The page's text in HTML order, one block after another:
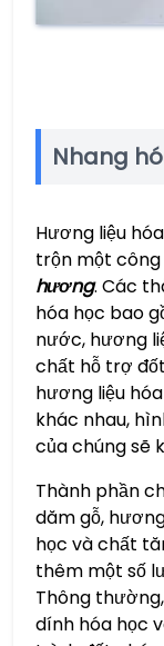
Nhang
Hương liệu
trộn một
hương. Các
hóa học bao
nước, hương
chất hỗ trợ
hương liệu
khác nhau,
của chúng sẽ
Thành phần
dăm gỗ,
học và chất
thêm một số
Thông
dính hóa học